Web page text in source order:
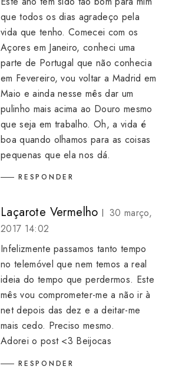
que todos os dias agradeço pela
vida que tenho. Comecei com os
Açores em Janeiro, conheci uma
parte de Portugal que não conhecia
em Fevereiro, vou voltar a Madrid em
Maio e ainda nesse mês dar um
pulinho mais acima ao Douro mesmo
que seja em trabalho. Oh, a vida é
boa quando olhamos para as coisas
pequenas que ela nos dá.
RESPONDER
Laçarote Vermelho
30 março,
2017 14:02
Infelizmente passamos tanto tempo
no telemóvel que nem temos a real
ideia do tempo que perdermos. Este
mês vou comprometer-me a não ir à
net depois das dez e a deitar-me
mais cedo. Preciso mesmo.
Adorei o post <3 Beijocas
RESPONDER